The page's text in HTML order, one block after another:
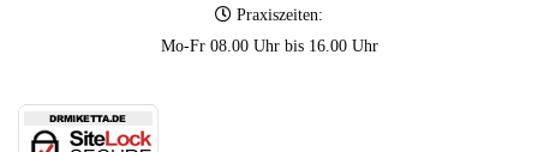
Praxiszeiten:
Mo-Fr 08.00 Uhr bis 16.00 Uhr